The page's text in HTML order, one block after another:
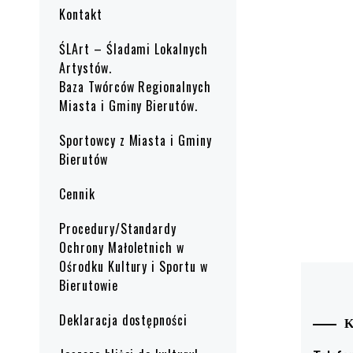
Kontakt
ŚLArt – Śladami Lokalnych
Artystów.
Baza Twórców Regionalnych
Miasta i Gminy Bierutów.
Sportowcy z Miasta i Gminy
Bierutów
Cennik
Procedury/Standardy
Ochrony Małoletnich w
Ośrodku Kultury i Sportu w
Bierutowie
Deklaracja dostępności